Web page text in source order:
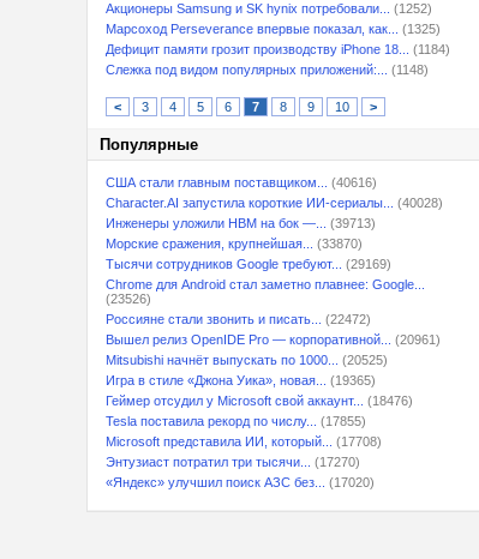
Акционеры Samsung и SK hynix потребовали...
(1252)
Марсоход Perseverance впервые показал, как...
(1325)
Дефицит памяти грозит производству iPhone 18...
(1184)
Слежка под видом популярных приложений:...
(1148)
< 3 4 5 6 7 8 9 10 >
Популярные
США стали главным поставщиком...
(40616)
Character.AI запустила короткие ИИ-сериалы...
(40028)
Инженеры уложили HBM на бок —...
(39713)
Морские сражения, крупнейшая...
(33870)
Тысячи сотрудников Google требуют...
(29169)
Chrome для Android стал заметно плавнее: Google...
(23526)
Россияне стали звонить и писать...
(22472)
Вышел релиз OpenIDE Pro — корпоративной...
(20961)
Mitsubishi начнёт выпускать по 1000...
(20525)
Игра в стиле «Джона Уика», новая...
(19365)
Геймер отсудил у Microsoft свой аккаунт...
(18476)
Tesla поставила рекорд по числу...
(17855)
Microsoft представила ИИ, который...
(17708)
Энтузиаст потратил три тысячи...
(17270)
«Яндекс» улучшил поиск АЗС без...
(17020)